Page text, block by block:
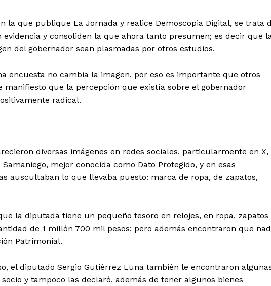
la que publique La Jornada y realice Demoscopia Digital, se trata
y consoliden la que ahora tanto presumen; es decir que
del gobernador sean plasmadas por otros estudios.
encuesta no cambia la imagen, por eso es importante que otros
manifiesto que la percepción que existía sobre el gobernador
radical.
diversas imágenes en redes sociales, particularmente en X,
mejor conocida como Dato Protegido, y en esas
auscultaban lo que llevaba puesto: marca de ropa, de zapatos,
la diputada tiene un pequeño tesoro en relojes, en ropa, zapatos
de 1 millón 700 mil pesos; pero además encontraron que
Patrimonial.
el diputado Sergio Gutiérrez Luna también le encontraron
y tampoco las declaró, además de tener algunos bienes